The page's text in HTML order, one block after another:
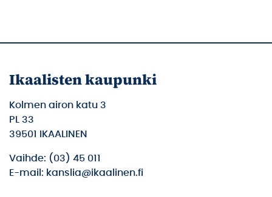
Ikaalisten kaupunki
Kolmen airon katu 3
PL 33
39501 IKAALINEN
Vaihde: (03) 45 011
E-mail: kanslia@ikaalinen.fi